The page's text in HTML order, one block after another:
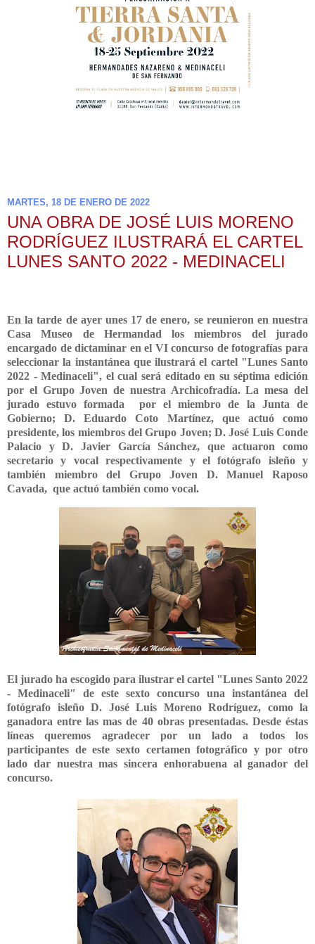
MARTES, 18 DE ENERO DE 2022
UNA OBRA DE JOSÉ LUIS MORENO
RODRÍGUEZ ILUSTRARÁ EL CARTEL
LUNES SANTO 2022 - MEDINACELI
Enla tarde de ayer unes 17 de enero, se reunieron en nuestra
Casa Museo de Hermandad los miembros del jurado
encargado de dictaminar en el VI concurso de fotografías para
seleccionar la instantánea que ilustrará el cartel "Lunes Santo
2022 - Medinaceli", el cual será editado en su séptima edición
por el Grupo Joven de nuestra Archicofradía. La mesa del
jurado estuvo formada por el miembro de la Junta de
Gobierno; D. Eduardo Coto Martínez, que actuó como
presidente, los miembros del Grupo Joven; D. José Luis Conde
Palacio y D. Javier García Sánchez, que actuaron como
secretario y vocal respectivamente y el fotógrafo isleño y
también miembro del Grupo Joven D. Manuel Raposo
Cavada, que actuó también como vocal.
El jurado ha escogido para ilustrar el cartel "Lunes Santo 2022
- Medinaceli" de este sexto concurso una instantánea del
fotógrafo isleño D. José Luis Moreno Rodríguez, como la
ganadora entre las mas de 40 obras presentadas. Desde éstas
líneas queremos agradecer por un lado a todos los
participantes de este sexto certamen fotográfico y por otro
lado dar nuestra mas sincera enhorabuena al ganador del
concurso.